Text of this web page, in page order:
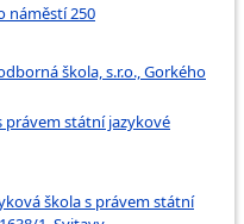
náměstí 250
škola, s.r.o., Gorkého
právem státní jazykové
škola s právem státní